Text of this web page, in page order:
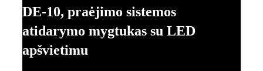
DE-10, praėjimo sistemos
atidarymo mygtukas su LED
apšvietimu